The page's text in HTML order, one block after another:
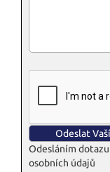
Odesláním
osobních údajů